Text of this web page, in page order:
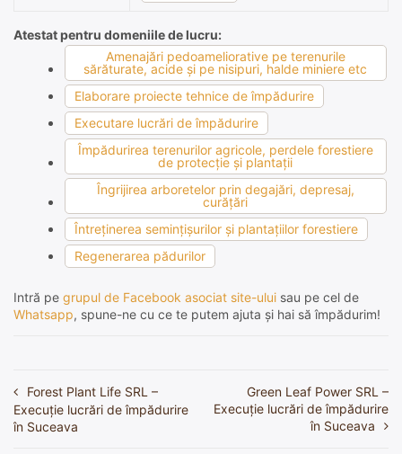
Atestat pentru domeniile de lucru:
Amenajări pedoameliorative pe terenurile
sărăturate, acide şi pe nisipuri, halde miniere etc
Elaborare proiecte tehnice de împădurire
Executare lucrări de împădurire
Împădurirea terenurilor agricole, perdele forestiere
de protecţie şi plantaţii
Îngrijirea arboretelor prin degajări, depresaj,
curăţări
Întreţinerea seminţişurilor şi plantaţiilor forestiere
Regenerarea pădurilor
Intră pe grupul de Facebook asociat site-ului sau pe cel de
Whatsapp, spune-ne cu ce te putem ajuta și hai să împădurim!
Navigare
în
Forest Plant Life SRL –
Execuție lucrări de împădurire
în Suceava
Green Leaf Power SRL –
Execuție lucrări de împădurire
în Suceava